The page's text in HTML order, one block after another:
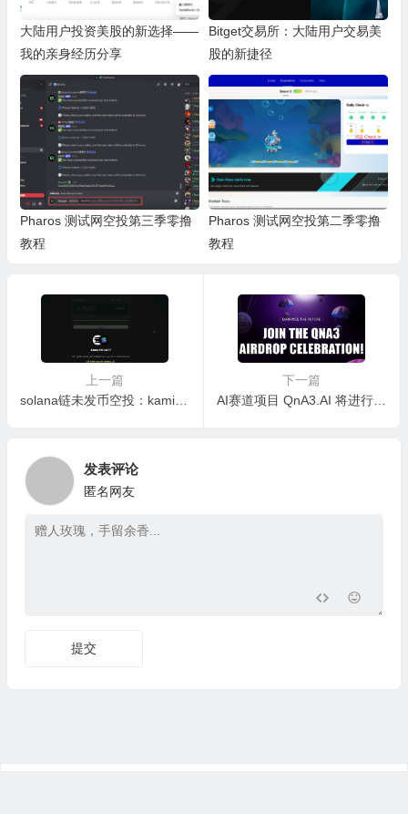
大陆用户投资美股的新选择——
我的亲身经历分享
Bitget交易所：大陆用户交易美
股的新捷径
Pharos 测试网空投第三季零撸
教程
Pharos 测试网空投第二季零撸
教程
上一篇
solana链未发币空投：kamino & marginfi
下一篇
AI赛道项目 QnA3.AI 将进行首轮空投
发表评论
匿名网友
提交